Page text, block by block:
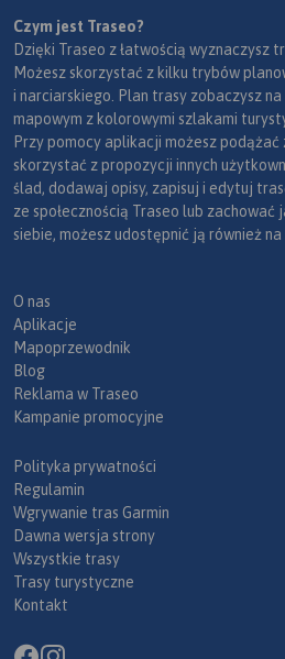
Czym jest Traseo?
Dzięki Traseo z łatwością wyznaczysz
Możesz skorzystać z kilku trybów
i narciarskiego. Plan trasy zobaczysz
mapowym z kolorowymi szlakami
Przy pomocy aplikacji możesz
skorzystać z propozycji innych
ślad, dodawaj opisy, zapisuj i edytuj
ze społecznością Traseo lub
siebie, możesz udostępnić ją również
O nas
Aplikacje
Mapoprzewodnik
Blog
Reklama w Traseo
Kampanie promocyjne
Polityka prywatności
Regulamin
Wgrywanie tras Garmin
Dawna wersja strony
Wszystkie trasy
Trasy turystyczne
Kontakt